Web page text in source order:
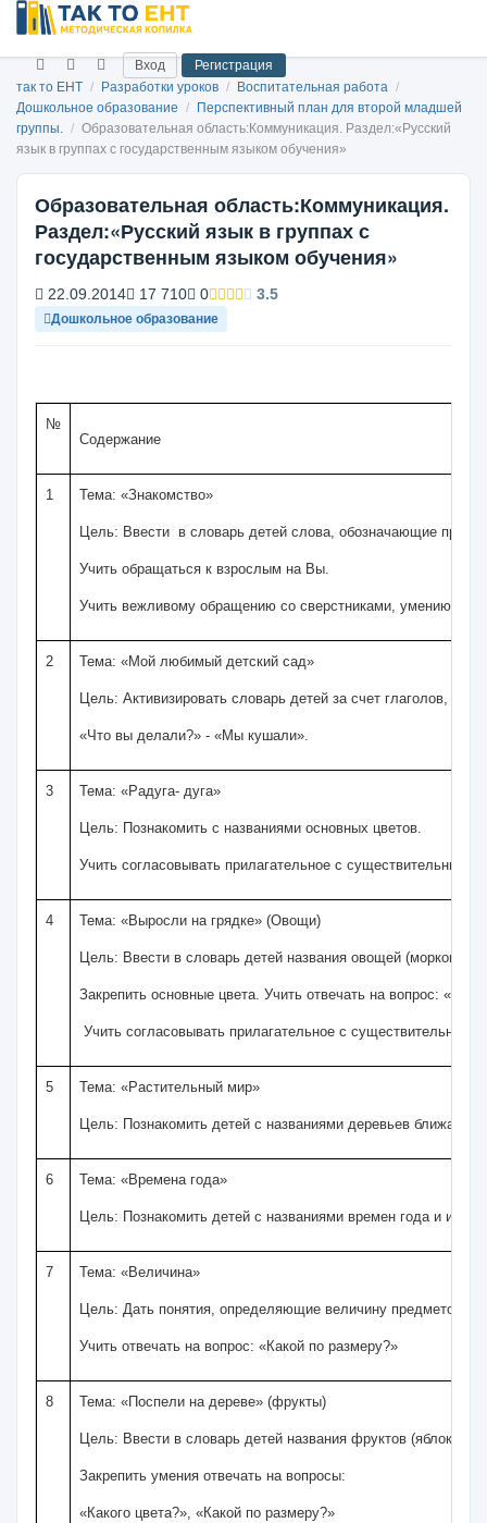
Вход
Регистрация
так то ЕНТ / Разработки уроков / Воспитательная работа /
Дошкольное образование /
Перспективный план для второй младшей
группы. / Образовательная область:Коммуникация. Раздел:«Русский
язык в группах с государственным языком обучения»
Образовательная область:Коммуникация.
Раздел:«Русский язык в группах с
государственным языком обучения»
22.09.2014 17 710 0 3.5
Дошкольное образование
№
Содержание
1 Тема: «Знакомство»
Цель: Ввести в словарь детей слова, обозначающие
Учить обращаться к взрослым на Вы.
Учить вежливому обращению со сверстниками, умению
2 Тема: «Мой любимый детский сад»
Цель: Активизировать словарь детей за счет глаголов,
«Что вы делали?» - «Мы кушали».
3 Тема: «Радуга- дуга»
Цель: Познакомить с названиями основных цветов.
Учить согласовывать прилагательное с существительным
4 Тема: «Выросли на грядке» (Овощи)
Цель: Ввести в словарь детей названия овощей (морковь,
Закрепить основные цвета. Учить отвечать на вопрос:
Учить согласовывать прилагательное с существительным
5 Тема: «Растительный мир»
Цель: Познакомить детей с названиями деревьев
6 Тема: «Времена года»
Цель: Познакомить детей с названиями времен года и их
7 Тема: «Величина»
Цель: Дать понятия, определяющие величину предметов
Учить отвечать на вопрос: «Какой по размеру?»
8 Тема: «Поспели на дереве» (фрукты)
Цель: Ввести в словарь детей названия фруктов (яблоко,
Закрепить умения отвечать на вопросы:
«Какого цвета?», «Какой по размеру?»